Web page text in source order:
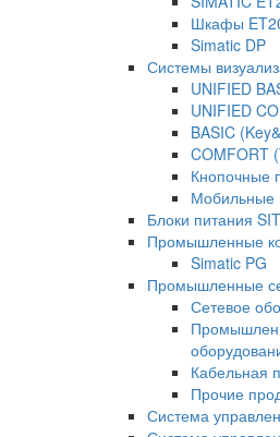
Шкафы
Simatic DP
Системы
UNIFIED
UNIFIED
BASIC
COMFORT
Кнопочные
Мобильные
Блоки питания
Промышленные
Simatic PG
Промышленные
Сетевое
Кабельная
Прочие
Система